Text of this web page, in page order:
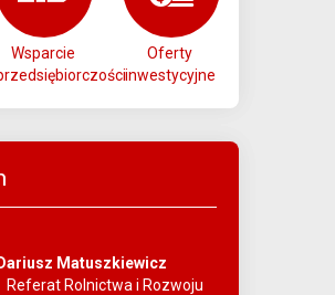
Wsparcie
Oferty
inwestycyjne
Dariusz Matuszkiewicz
Referat Rolnictwa i Rozwoju